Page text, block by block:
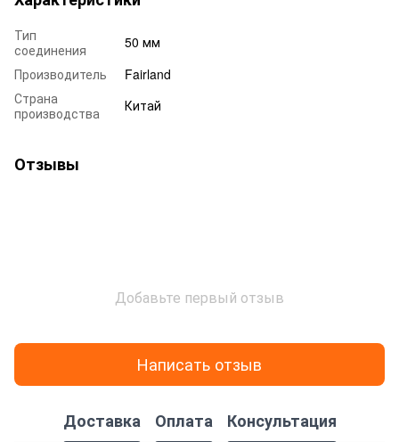
Тип
соединения
50 мм
Производитель
Fairland
Страна
производства
Китай
Отзывы
Добавьте первый отзыв
Написать отзыв
Доставка Оплата Консультация